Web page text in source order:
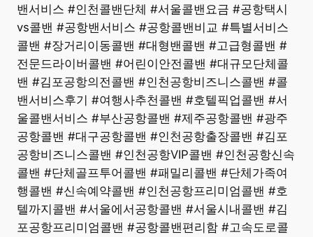
밴서비스 #인천콜밴단체 #서울콜밴요금 #공항택시
vs콜밴 #공항밴서비스 #공항콜밴비교 #특별서비스
콜밴 #장거리이동콜밴 #대형밴콜밴 #고급형콜밴 #
전문드라이버콜밴 #어린이안전콜밴 #대규모단체콜
밴 #김포공항의전콜밴 #인천공항비즈니스콜밴 #콜
밴서비스후기 #여행사추천콜밴 #호텔픽업콜밴 #서
울콜밴서비스 #부산공항콜밴 #제주공항콜밴 #광주
공항콜밴 #대구공항콜밴 #인천공항출장콜밴 #김포
공항비즈니스콜밴 #인천공항VIP콜밴 #인천공항신속
콜밴 #단체골프투어콜밴 #패밀리콜밴 #단체가족여
행콜밴 #신속예약콜밴 #인천공항프리미엄콜밴 #호
텔까지콜밴 #서울에서공항콜밴 #서울시내콜밴 #김
포공항프리미엄콜밴 #공항콜밴편리함 #고속도로콜